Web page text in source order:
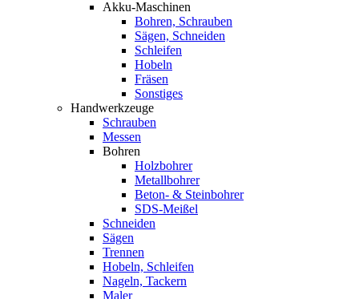
Akku-Maschinen
Bohren, Schrauben
Sägen, Schneiden
Schleifen
Hobeln
Fräsen
Sonstiges
Handwerkzeuge
Schrauben
Messen
Bohren
Holzbohrer
Metallbohrer
Beton- & Steinbohrer
SDS-Meißel
Schneiden
Sägen
Trennen
Hobeln, Schleifen
Nageln, Tackern
Maler